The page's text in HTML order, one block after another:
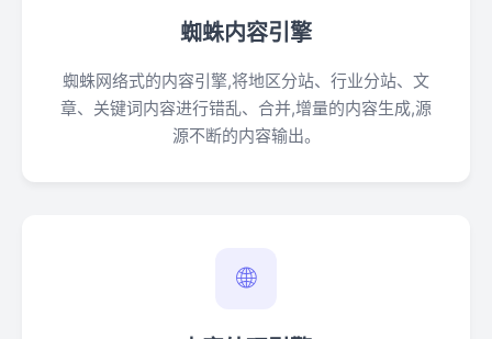
蜘蛛内容引擎
蜘蛛网络式的内容引擎,将地区分站、行业分站、文
章、关键词内容进行错乱、合并,增量的内容生成,源
源不断的内容输出。
🌐